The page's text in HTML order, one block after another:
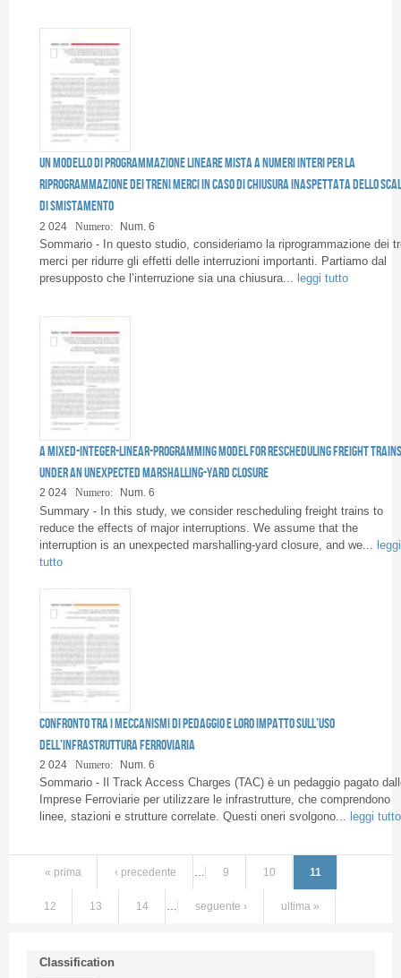
Un modello di programmazione lineare mista a numeri interi per la
riprogrammazione dei treni merci in caso di chiusura inaspettata dello
di smistamento
2 024 Numero: Num. 6
Sommario - In questo studio, consideriamo la riprogrammazione dei
merci per ridurre gli effetti delle interruzioni importanti. Partiamo dal
presupposto che l’interruzione sia una chiusura...
leggi tutto
A Mixed-Integer-Linear-Programming Model for Rescheduling Freight Trains
under an Unexpected Marshalling-Yard Closure
2 024 Numero: Num. 6
Summary - In this study, we consider rescheduling freight trains to
reduce the effects of major interruptions. We assume that the
interruption is an unexpected marshalling-yard closure, and we... leggi
tutto
Confronto tra i meccanismi di pedaggio e loro impatto sull’uso
dell’infrastruttura ferroviaria
2 024 Numero: Num. 6
Sommario - Il Track Access Charges (TAC) è un pedaggio pagato
Imprese Ferroviarie per utilizzare le infrastrutture, che comprendono
linee, stazioni e strutture correlate. Questi oneri svolgono... leggi tutto
« prima ‹ precedente … 9 10 11
12 13 14 … seguente › ultima »
Classification